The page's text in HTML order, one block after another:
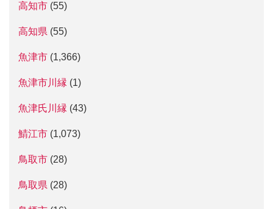
高知市 (55)
高知県 (55)
魚津市 (1,366)
魚津市川縁 (1)
魚津氏川縁 (43)
鯖江市 (1,073)
鳥取市 (28)
鳥取県 (28)